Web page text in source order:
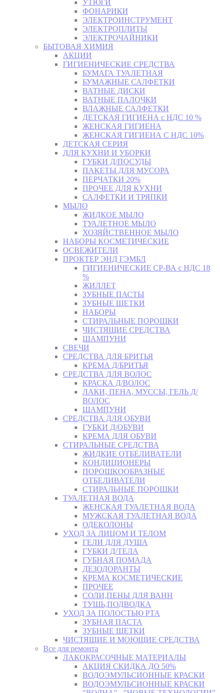
УТЮГИ
ФОНАРИКИ
ЭЛЕКТРОИНСТРУМЕНТ
ЭЛЕКТРОПЛИТЫ
ЭЛЕКТРОЧАЙНИКИ
БЫТОВАЯ ХИМИЯ
АКЦИИ
ГИГИЕНИЧЕСКИЕ СРЕДСТВА
БУМАГА ТУАЛЕТНАЯ
БУМАЖНЫЕ САЛФЕТКИ
ВАТНЫЕ ДИСКИ
ВАТНЫЕ ПАЛОЧКИ
ВЛАЖНЫЕ САЛФЕТКИ
ДЕТСКАЯ ГИГИЕНА с НДС 10 %
ЖЕНСКАЯ ГИГИЕНА
ЖЕНСКАЯ ГИГИЕНА С НДС 10%
ДЕТСКАЯ СЕРИЯ
ДЛЯ КУХНИ И УБОРКИ
ГУБКИ Д/ПОСУДЫ
ПАКЕТЫ ДЛЯ МУСОРА
ПЕРЧАТКИ 20%
ПРОЧЕЕ ДЛЯ КУХНИ
САЛФЕТКИ И ТРЯПКИ
МЫЛО
ЖИДКОЕ МЫЛО
ТУАЛЕТНОЕ МЫЛО
ХОЗЯЙСТВЕННОЕ МЫЛО
НАБОРЫ КОСМЕТИЧЕСКИЕ
ОСВЕЖИТЕЛИ
ПРОКТЕР ЭНД ГЭМБЛ
ГИГИЕНИЧЕСКИЕ СР-ВА с НДС 18
%
ЖИЛЛЕТ
ЗУБНЫЕ ПАСТЫ
ЗУБНЫЕ ЩЕТКИ
НАБОРЫ
СТИРАЛЬНЫЕ ПОРОШКИ
ЧИСТЯЩИЕ СРЕДСТВА
ШАМПУНИ
СВЕЧИ
СРЕДСТВА ДЛЯ БРИТЬЯ
КРЕМА Д/БРИТЬЯ
СРЕДСТВА ДЛЯ ВОЛОС
КРАСКА Д/ВОЛОС
ЛАКИ, ПЕНА, МУССЫ, ГЕЛЬ Д/
ВОЛОС
ШАМПУНИ
СРЕДСТВА ДЛЯ ОБУВИ
ГУБКИ Д/ОБУВИ
КРЕМА ДЛЯ ОБУВИ
СТИРАЛЬНЫЕ СРЕДСТВА
ЖИДКИЕ ОТБЕЛИВАТЕЛИ
КОНДИЦИОНЕРЫ
ПОРОШКООБРАЗНЫЕ
ОТБЕЛИВАТЕЛИ
СТИРАЛЬНЫЕ ПОРОШКИ
ТУАЛЕТНАЯ ВОДА
ЖЕНСКАЯ ТУАЛЕТНАЯ ВОДА
МУЖСКАЯ ТУАЛЕТНАЯ ВОДА
ОДЕКОЛОНЫ
УХОД ЗА ЛИЦОМ И ТЕЛОМ
ГЕЛИ ДЛЯ ДУША
ГУБКИ Д/ТЕЛА
ГУБНАЯ ПОМАДА
ДЕЗОДОРАНТЫ
КРЕМА КОСМЕТИЧЕСКИЕ
ПРОЧЕЕ
СОЛИ,ПЕНЫ ДЛЯ ВАНН
ТУШЬ,ПОДВОДКА
УХОД ЗА ПОЛОСТЬЮ РТА
ЗУБНАЯ ПАСТА
ЗУБНЫЕ ЩЕТКИ
ЧИСТЯЩИЕ И МОЮЩИЕ СРЕДСТВА
Все для ремонта
ЛАКОКРАСОЧНЫЕ МАТЕРИАЛЫ
АКЦИЯ СКИДКА ДО 50%
ВОДОЭМУЛЬСИОННЫЕ КРАСКИ
ВОДОЭМУЛЬСИОННЫЕ КРАСКИ